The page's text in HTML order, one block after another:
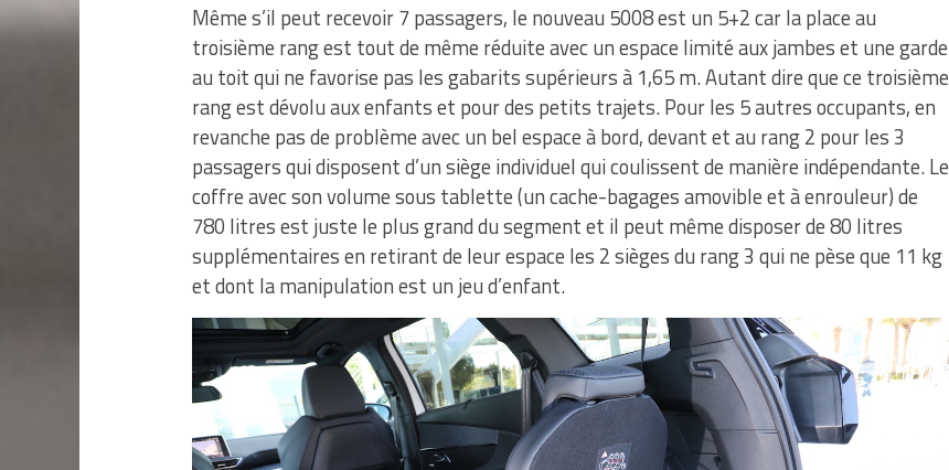
Même s’il peut recevoir 7 passagers, le nouveau 5008 est un 5+2 car la place au
troisième rang est tout de même réduite avec un espace limité aux jambes et une garde
au toit qui ne favorise pas les gabarits supérieurs à 1,65 m. Autant dire que ce troisième
rang est dévolu aux enfants et pour des petits trajets. Pour les 5 autres occupants, en
revanche pas de problème avec un bel espace à bord, devant et au rang 2 pour les 3
passagers qui disposent d’un siège individuel qui coulissent de manière indépendante. Le
coffre avec son volume sous tablette (un cache-bagages amovible et à enrouleur) de
780 litres est juste le plus grand du segment et il peut même disposer de 80 litres
supplémentaires en retirant de leur espace les 2 sièges du rang 3 qui ne pèse que 11 kg
et dont la manipulation est un jeu d’enfant.